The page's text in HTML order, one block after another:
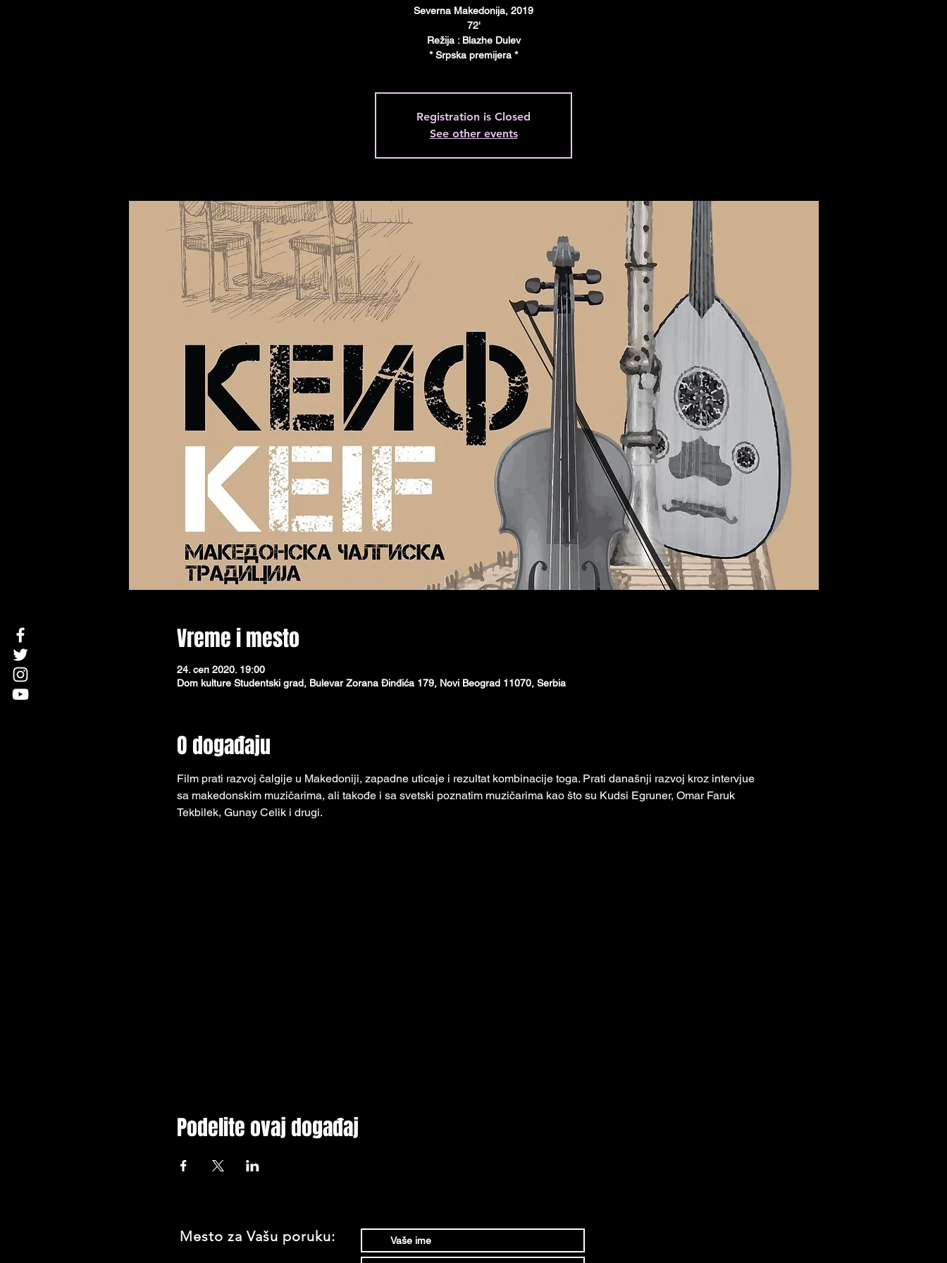
Severna Makedonija, 2019
72'
Režija : Blazhe Dulev
* Srpska premijera *
Registration is Closed
See other events
Vreme i mesto
24. сеп 2020. 19:00
Dom kulture Studentski grad, Bulevar Zorana Đinđića 179, Novi Beograd 11070, Serbia
O događaju
Film prati razvoj čalgije u Makedoniji, zapadne uticaje i rezultat kombinacije toga. Prati današnji razvoj kroz intervjue
sa makedonskim muzičarima, ali takođe i sa svetski poznatim muzičarima kao što su Kudsi Egruner, Omar Faruk
Tekbilek, Gunay Celik i drugi.
Podelite ovaj događaj
Mesto za Vašu poruku: